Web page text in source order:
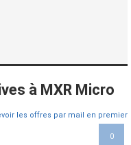
à MXR Micro
les offres par mail en premier
0